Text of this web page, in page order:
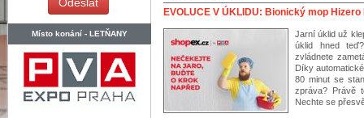
Místo konání - LETŇANY
EVOLUCE V ÚKLIDU: Bionický mop
Jarní úklid už
úklid hned
zvládnete
Díky
80 minut se
zpráva? Právě
Nechte se